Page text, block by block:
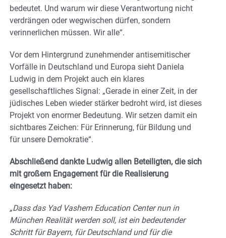
bedeutet. Und warum wir diese Verantwortung nicht
verdrängen oder wegwischen dürfen, sondern
verinnerlichen müssen. Wir alle“.
Vor dem Hintergrund zunehmender antisemitischer
Vorfälle in Deutschland und Europa sieht Daniela
Ludwig in dem Projekt auch ein klares
gesellschaftliches Signal: „Gerade in einer Zeit, in der
jüdisches Leben wieder stärker bedroht wird, ist dieses
Projekt von enormer Bedeutung. Wir setzen damit ein
sichtbares Zeichen: Für Erinnerung, für Bildung und
für unsere Demokratie“.
Abschließend dankte Ludwig allen Beteiligten, die sich
mit großem Engagement für die Realisierung
eingesetzt haben:
„Dass das Yad Vashem Education Center nun in
München Realität werden soll, ist ein bedeutender
Schritt für Bayern, für Deutschland und für die